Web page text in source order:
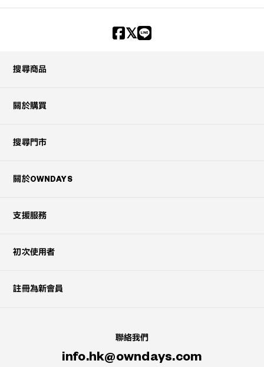
搜尋商品
關於購買
搜尋門市
關於OWNDAYS
支援服務
初次使用者
註冊為新會員
聯絡我們
info.hk@owndays.com